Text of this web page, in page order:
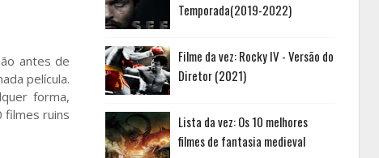
antes de
película.
forma,
filmes ruins
Temporada(2019-2022)
Filme da vez: Rocky IV - Versão do
Diretor (2021)
Lista da vez: Os 10 melhores
filmes de fantasia medieval